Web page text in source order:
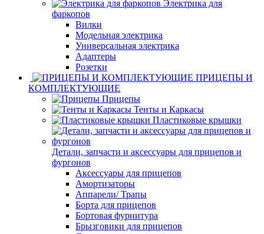
Электрика для
фаркопов
Вилки
Модельная электрика
Универсальная электрика
Адаптеры
Розетки
ПРИЦЕПЫ И
КОМПЛЕКТУЮЩИЕ
Прицепы
Тенты и Каркасы
Пластиковые крышки
Детали, запчасти и аксессуары для прицепов и
фургонов
Аксессуары для прицепов
Амортизаторы
Аппарели/ Трапы
Борта для прицепов
Бортовая фурнитура
Брызговики для прицепов